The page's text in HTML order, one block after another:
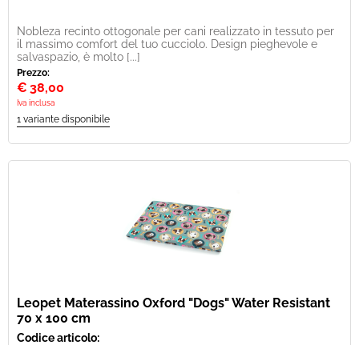
Nobleza recinto ottogonale per cani realizzato in tessuto per
il massimo comfort del tuo cucciolo. Design pieghevole e
salvaspazio, è molto [...]
Prezzo:
€ 38,00
Iva inclusa
Leopet Materassino Oxford "Dogs" Water Resistant
70 x 100 cm
Codice articolo: